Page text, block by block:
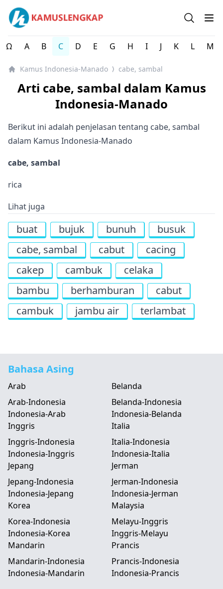
Kamus Lengkap Indonesia-Manado - Kamus Bahasa
Open
Ω A B C D E G H I J K L M
Kamus Indonesia-Manado ⟩ cabe, sambal
Arti cabe, sambal dalam Kamus
Indonesia-Manado
Berikut ini adalah penjelasan tentang cabe, sambal
dalam Kamus Indonesia-Manado
cabe, sambal
rica
Lihat juga
buat bujuk bunuh
busuk
cabe, sambal
cabut
cacing
cakep
cambuk
celaka
bambu
berhamburan
cabut
cambuk
jambu air terlambat
Bahasa Asing
Arab
Arab-Indonesia
Indonesia-Arab
Belanda
Belanda-Indonesia
Indonesia-Belanda
Inggris
Inggris-Indonesia
Indonesia-Inggris
Italia
Italia-Indonesia
Indonesia-Italia
Jepang
Jepang-Indonesia
Indonesia-Jepang
Jerman
Jerman-Indonesia
Indonesia-Jerman
Korea
Korea-Indonesia
Indonesia-Korea
Malaysia
Melayu-Inggris
Inggris-Melayu
Mandarin
Mandarin-Indonesia
Indonesia-Mandarin
Prancis
Prancis-Indonesia
Indonesia-Prancis